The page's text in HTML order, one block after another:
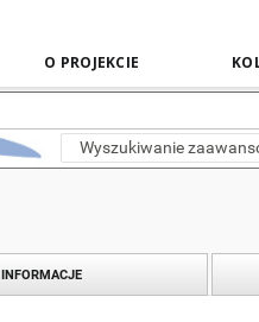
O PROJEKCIE
Wyszukiwanie
INFORMACJE